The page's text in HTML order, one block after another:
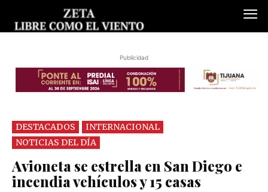
Publicidad
DESTACADOS
INTERNACIONAL
NOTICIAS DEL DÍA
Avioneta se estrella en San Diego e
incendia vehículos y 15 casas